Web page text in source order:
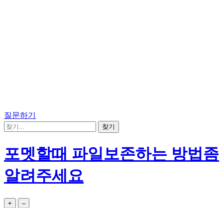
질문하기
포멧할때 파일보존하는 방법좀
알려주세요